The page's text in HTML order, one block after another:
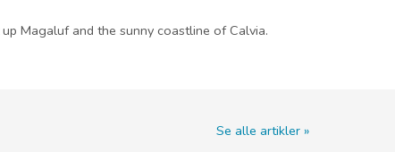
Magaluf and the sunny coastline of Calvia.
Se alle artikler